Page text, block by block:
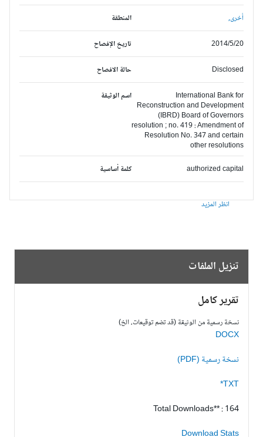
المنطقة أخرى,
تاريخ الإفصاح 2014/5/20
حالة الافصاح Disclosed
اسم الوثيقة
International Bank for
Reconstruction and Development
(IBRD) Board of Governors
resolution ; no. 419 : Amendment of
Resolution No. 347 and certain
other resolutions
كلمة أساسية
authorized capital
انظر المزيد
تنزيل الملفات
تقرير كامل
نسخة رسمية من الوثيقة (قد تضم توقيعات، الخ)
DOCX
نسخة رسمية (PDF)
TXT*
Total Downloads** : 164
Download Stats